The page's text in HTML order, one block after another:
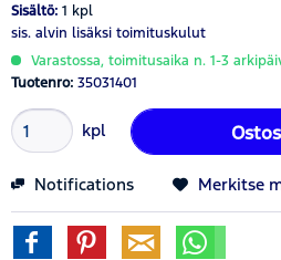
Sisältö: 1 kpl
sis. alvin lisäksi toimituskulut
Varastossa, toimitusaika n. 1-3
Tuotenro: 35031401
kpl
Notifications Merkitse